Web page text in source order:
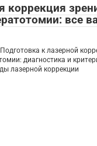
коррекция
все
к лазерной
диагностика и
лазерной коррекции